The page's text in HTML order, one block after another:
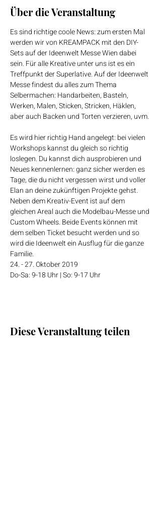
Über die Veranstaltung
Es sind richtige coole News: zum ersten Mal
werden wir von KREAMPACK mit den DIY-
Sets auf der Ideenwelt Messe Wien dabei
sein. Für alle Kreative unter uns ist es ein
Treffpunkt der Superlative. Auf der Ideenwelt
Messe findest du alles zum Thema
Selbermachen: Handarbeiten, Basteln,
Werken, Malen, Sticken, Stricken, Häklen,
aber auch Backen und Torten verzieren, uvm.
Es wird hier richtig Hand angelegt: bei vielen
Workshops kannst du gleich so richtig
loslegen. Du kannst dich ausprobieren und
Neues kennenlernen: ganz sicher werden es
Tage, die du nicht vergessen wirst und voller
Elan an deine zukünftigen Projekte gehst.
Neben dem Kreativ-Event ist auf dem
gleichen Areal auch die Modelbau-Messe und
Custom Wheels. Beide Events können mit
dem selben Ticket besucht werden und so
wird die Ideenwelt ein Ausflug für die ganze
Familie.
24. - 27. Oktober 2019
Do-Sa: 9-18 Uhr | So: 9-17 Uhr
Diese Veranstaltung teilen